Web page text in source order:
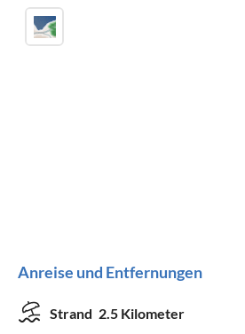
Anreise und Entfernungen
Strand 2.5 Kilometer